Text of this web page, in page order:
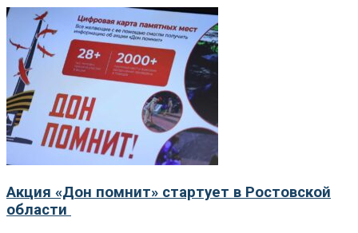
Акция «Дон помнит» стартует в Ростовской
области